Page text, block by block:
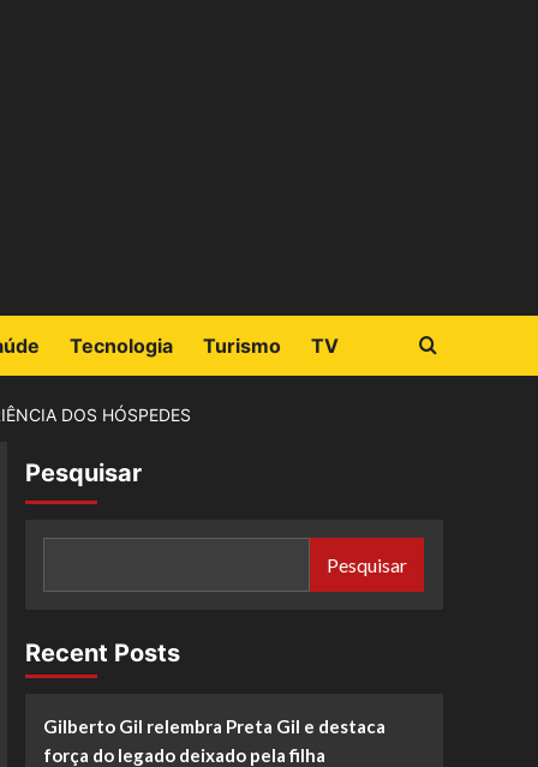
Tecnologia Turismo TV
DOS HÓSPEDES
Pesquisar
Pesquisar
Recent Posts
Gilberto Gil relembra Preta Gil e destaca
força do legado deixado pela filha